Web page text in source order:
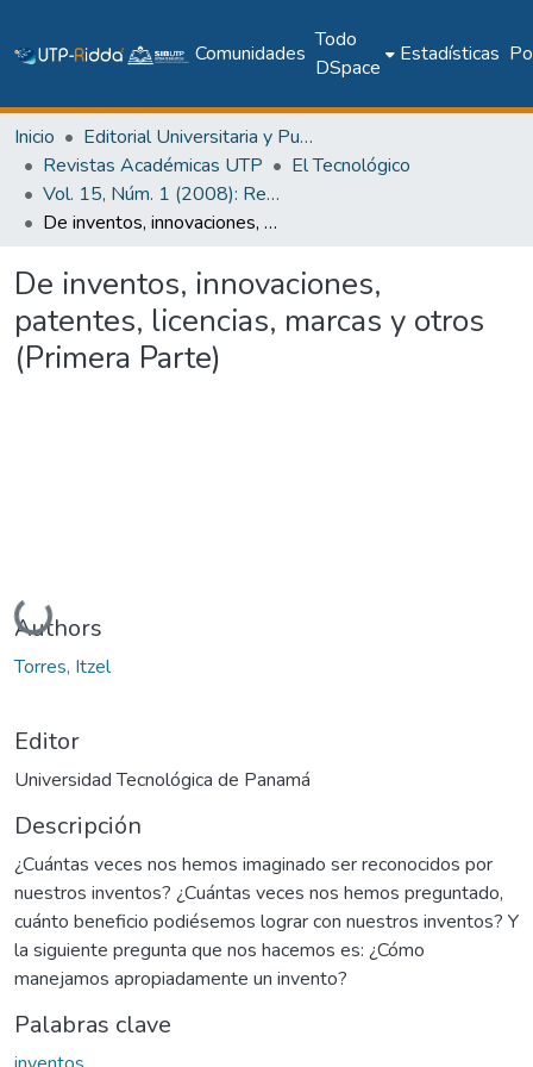
Comunidades
Todo
DSpace
Estadísticas
Inicio
Editorial Universitaria y Publicaciones Seriadas
Revistas Académicas UTP
El Tecnológico
Vol. 15, Núm. 1 (2008): Revista EL TECNCOLÓGICO
De inventos, innovaciones, patentes, licencias, marcas y otros (Primera Parte)
De inventos, innovaciones,
patentes, licencias, marcas y otros
(Primera Parte)
Cargando...
Authors
Torres, Itzel
Editor
Universidad Tecnológica de Panamá
Descripción
¿Cuántas veces nos hemos imaginado ser reconocidos por
nuestros inventos? ¿Cuántas veces nos hemos preguntado,
cuánto beneficio podiésemos lograr con nuestros inventos? Y
la siguiente pregunta que nos hacemos es: ¿Cómo
manejamos apropiadamente un invento?
Palabras clave